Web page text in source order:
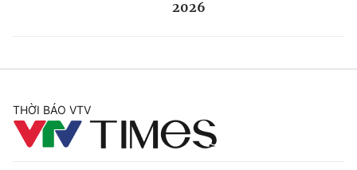
2026
THỜI BÁO VTV